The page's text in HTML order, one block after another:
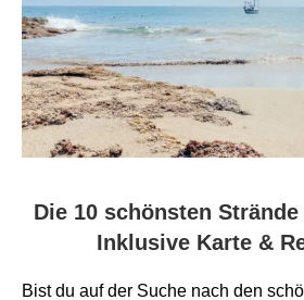
Die 10 schönsten
Inklusive Karte &
Bist du auf der Suche nach den